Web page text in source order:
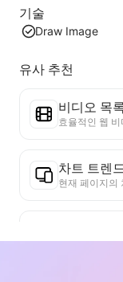
기술
Draw Image
유사 추천
비디오 목
차트 트렌